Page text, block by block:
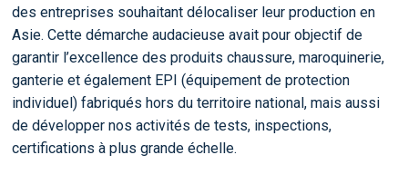
des entreprises souhaitant délocaliser leur production en
Asie. Cette démarche audacieuse avait pour objectif de
garantir l’excellence des produits chaussure, maroquinerie,
ganterie et également EPI (équipement de protection
individuel) fabriqués hors du territoire national, mais aussi
de développer nos activités de tests, inspections,
certifications à plus grande échelle.